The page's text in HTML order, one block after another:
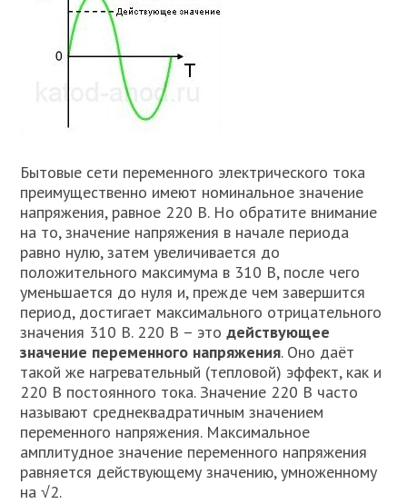
Бытовые сети переменного электрического тока
преимущественно имеют номинальное значение
напряжения, равное 220 В. Но обратите внимание
на то, значение напряжения в начале периода
равно нулю, затем увеличивается до
положительного максимума в 310 В, после чего
уменьшается до нуля и, прежде чем завершится
период, достигает максимального отрицательного
значения 310 В. 220 В – этодействующее
значение переменного напряжения. Оно даёт
такой же нагревательный (тепловой) эффект, как и
220 В постоянного тока. Значение 220 В часто
называют среднеквадратичным значением
переменного напряжения. Максимальное
амплитудное значение переменного напряжения
равняется действующему значению, умноженному
на √2.